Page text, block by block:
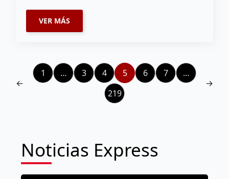
VER MÁS
←
1 … 3 4 5 6 7
…
219
→
Noticias Express